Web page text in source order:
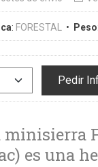
: FORESTAL• Peso
Pedir
minisierra
es una